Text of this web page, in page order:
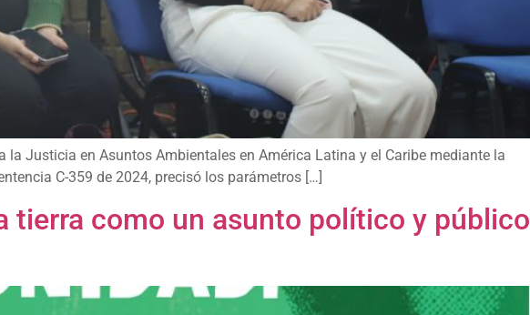
Justicia en Asuntos Ambientales en América Latina y el Caribe mediante la
C-359 de 2024, precisó los parámetros […]
tierra como un asunto político y público